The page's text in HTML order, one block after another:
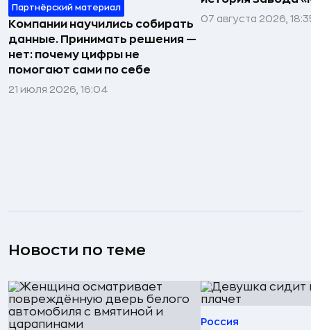
Партнёрский материал
Компании научились собирать
данные. Принимать решения —
нет: почему цифры не
помогают сами по себе
21 июля 2026, 16:04
07 августа 2026,
Новости по теме
Россия